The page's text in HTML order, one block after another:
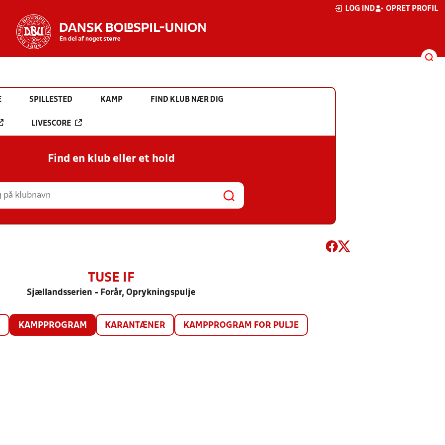
LOG IND OPRET PROFIL
SPILLESTED KAMP FIND KLUB NÆR DIG
LIVESCORE
Find en klub eller et hold
TUSE IF
Sjællandsserien - Forår, Oprykningspulje
KAMPPROGRAM KARANTÆNER KAMPPROGRAM FOR PULJE